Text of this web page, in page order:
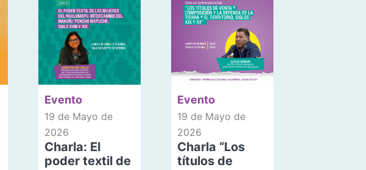
Evento
19 de Mayo de
2026
Charla: El
poder textil de
Evento
19 de Mayo de
2026
Charla “Los
títulos de